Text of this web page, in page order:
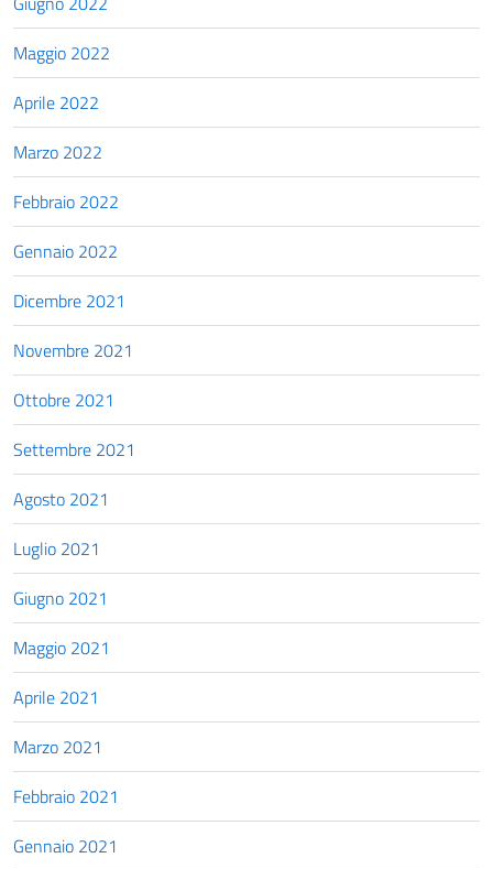
Maggio 2022
Aprile 2022
Marzo 2022
Febbraio 2022
Gennaio 2022
Dicembre 2021
Novembre 2021
Ottobre 2021
Settembre 2021
Agosto 2021
Luglio 2021
Giugno 2021
Maggio 2021
Aprile 2021
Marzo 2021
Febbraio 2021
Gennaio 2021